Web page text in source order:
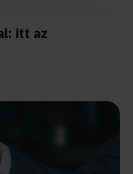
itt az